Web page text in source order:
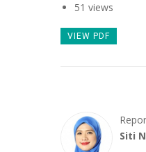
51 views
VIEW PDF
Siti